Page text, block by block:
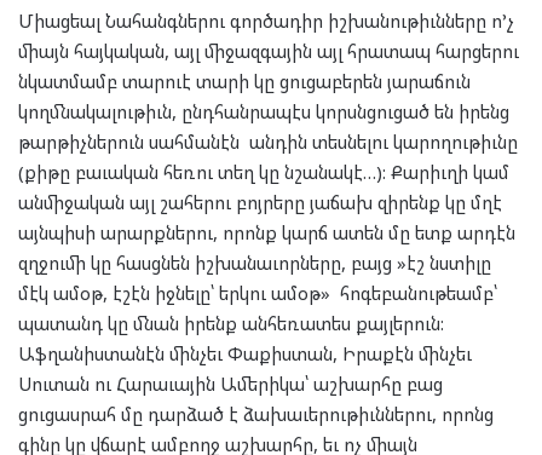
Միացեալ Նահանգներու գործադիր իշխանութիւնները ո’չ
միայն հայկական, այլ միջազգային այլ հրատապ հարցերու
նկատմամբ տարուէ տարի կը ցուցաբերեն յարաճուն
կողմնակալութիւն, ընդհանրապէս կորսնցուցած են իրենց
թարթիչներուն սահմանէն անդին տեսնելու կարողութիւնը
(քիթը բաւական հեռու տեղ կը նշանակէ…): Քարիւղի կամ
անմիջական այլ շահերու բոյրերը յաճախ զիրենք կը մղէ
այնպիսի արարքներու, որոնք կարճ ատեն մը ետք արդէն
զղջումի կը հասցնեն իշխանաւորները, բայց »էշ նստիլը
մէկ ամօթ, էշէն իջնելը՝ երկու ամօթ» հոգեբանութեամբ՝
պատանդ կը մնան իրենք անհեռատես քայլերուն:
Աֆղանիստանէն մինչեւ Փաքիստան, Իրաքէն մինչեւ
Սուտան ու Հարաւային Ամերիկա՝ աշխարհը բաց
ցուցասրահ մը դարձած է ձախաւերութիւններու, որոնց
գինը կը վճարէ ամբողջ աշխարհը, եւ ոչ միայն